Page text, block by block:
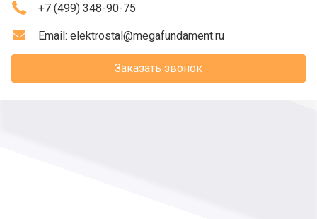
+7 (499) 348-90-75
Email: elektrostal@megafundament.ru
Заказать звонок